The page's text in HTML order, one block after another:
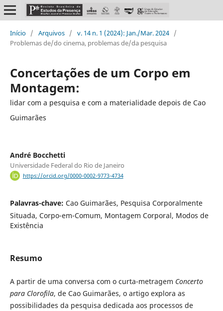
Início / Arquivos / v. 14 n. 1 (2024): Jan./Mar. 2024 /
Problemas de/do cinema, problemas de/da pesquisa
Concertações de um Corpo em
Montagem:
lidar com a pesquisa e com a materialidade depois de Cao
Guimarães
André Bocchetti
Universidade Federal do Rio de Janeiro
https://orcid.org/0000-0002-9773-4734
Palavras-chave: Cao Guimarães, Pesquisa Corporalmente
Situada, Corpo-em-Comum, Montagem Corporal, Modos de
Existência
Resumo
A partir de uma conversa com o curta-metragem Concerto
para Clorofila, de Cao Guimarães, o artigo explora as
possibilidades da pesquisa dedicada aos processos de